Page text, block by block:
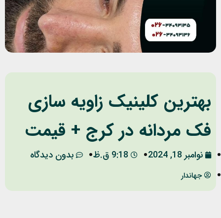
بهترین کلینیک زاویه سازی
فک مردانه در کرج + قیمت
نوامبر 18, 2024 9:18 ق.ظ بدون دیدگاه
جهاندار